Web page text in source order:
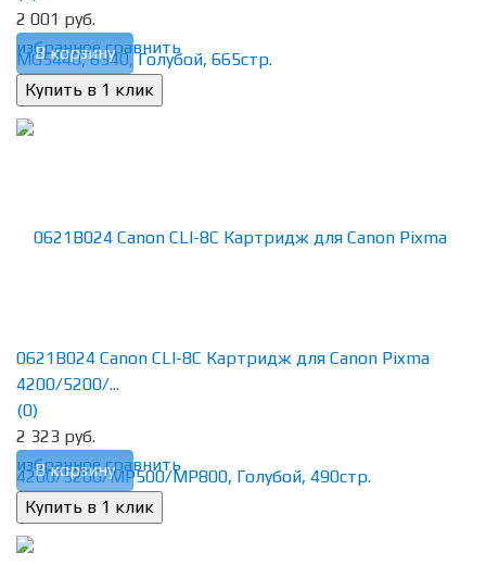
избранное сравнить
2 001 руб.
В корзину
избранное сравнить
0621B024 Canon CLI-8С Картридж для Canon Pixma
4200/5200/...
(0)
2 323 руб.
В корзину